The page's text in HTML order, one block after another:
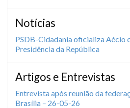
Notícias
PSDB-Cidadania oficializa Aécio
Presidência da República
Artigos e Entrevistas
Entrevista após reunião da
Brasília – 26-05-26